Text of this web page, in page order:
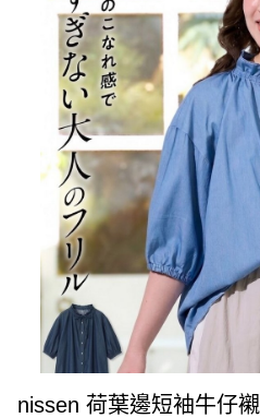
nissen 荷葉邊短袖牛仔